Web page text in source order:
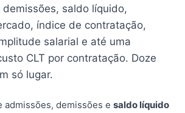
saldo líquido,
índice de contratação,
salarial e até uma
CLT por contratação. Doze
só lugar.
admissões, demissões e saldo líquido